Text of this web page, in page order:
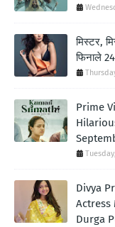
मिस्टर,
फिनाले
Prime
Divya
Actress
Durga